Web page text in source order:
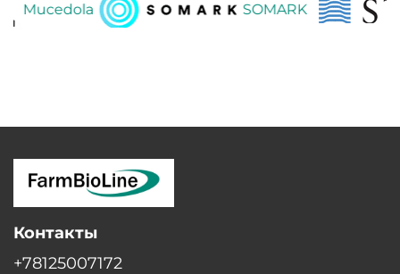
SOMARK
Контакты
+78125007172